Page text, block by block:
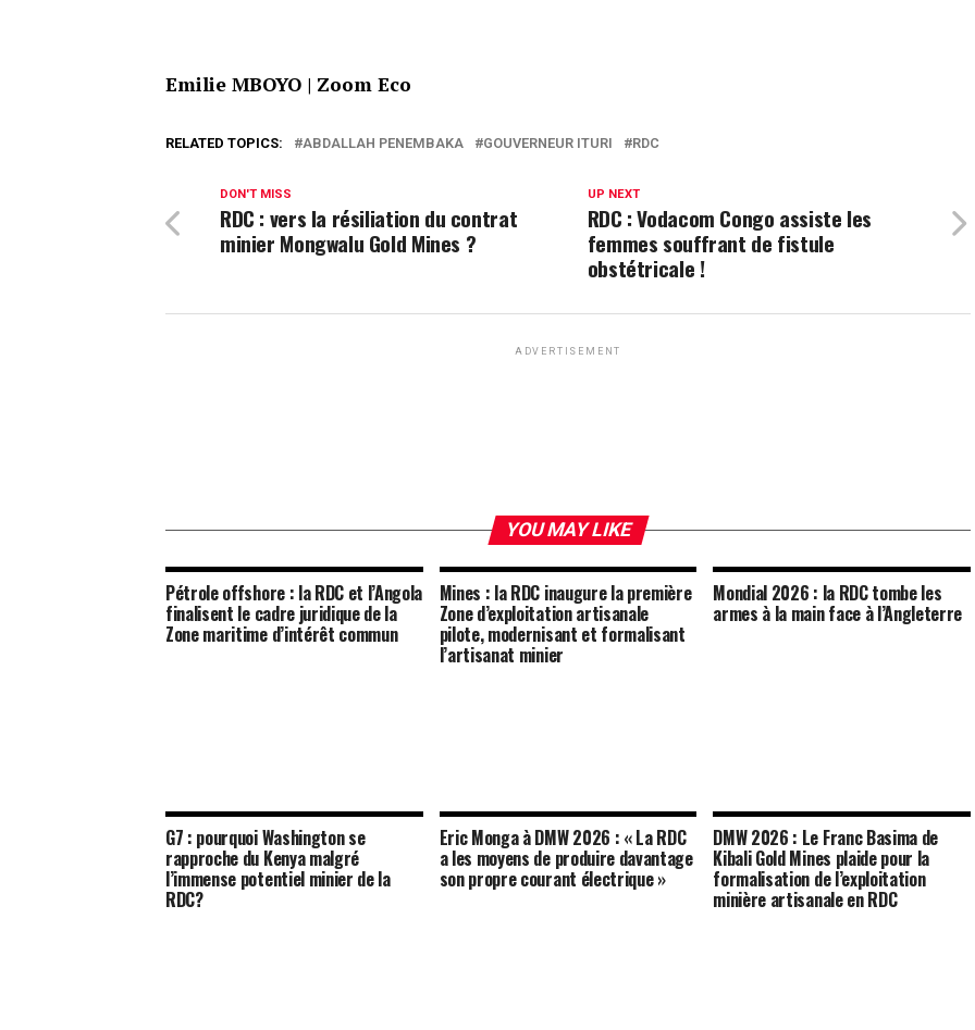
Emilie MBOYO | Zoom Eco
RELATED TOPICS: ABDALLAH PENEMBAKA GOUVERNEUR ITURI RDC
UP NEXT
RDC : Vodacom Congo assiste les
femmes souffrant de fistule
obstétricale !
DON'T MISS
RDC : vers la résiliation du contrat
minier Mongwalu Gold Mines ?
ADVERTISEMENT
YOU MAY LIKE
Pétrole offshore : la RDC et l’Angola
finalisent le cadre juridique de la
Zone maritime d’intérêt commun
Mines : la RDC inaugure la première
Zone d’exploitation artisanale
pilote, modernisant et formalisant
l’artisanat minier
Mondial 2026 : la RDC tombe les
armes à la main face à l’Angleterre
G7 : pourquoi Washington se
rapproche du Kenya malgré
l’immense potentiel minier de la
RDC?
Eric Monga à DMW 2026 : « La RDC
a les moyens de produire davantage
son propre courant électrique »
DMW 2026 : Le Franc Basima de
Kibali Gold Mines plaide pour la
formalisation de l’exploitation
minière artisanale en RDC